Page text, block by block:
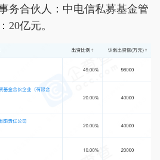
务合伙人：中电信私募基金管
20亿元。